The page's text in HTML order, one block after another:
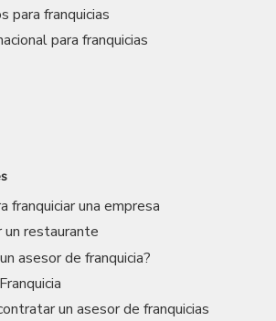
para franquicias
para franquicias
franquiciar una empresa
un restaurante
asesor de franquicia?
un asesor de franquicias